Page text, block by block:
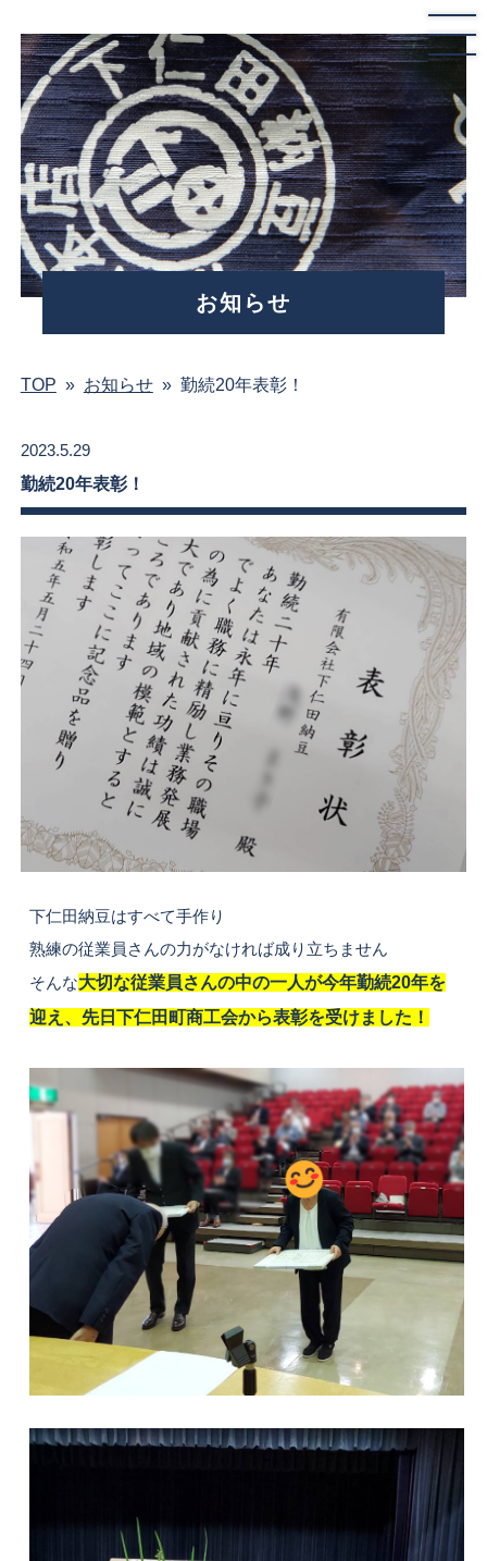
お知らせ
TOP » お知らせ» 勤続20年表彰！
2023.5.29
勤続20年表彰！
下仁田納豆はすべて手作り
熟練の従業員さんの力がなければ成り立ちません
そんな大切な従業員さんの中の一人が今年勤続20年を
迎え、先日下仁田町商工会から表彰を受けました！